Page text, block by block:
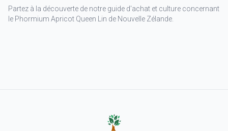
Partez à la découverte de notre guide d'achat et culture concernant
le Phormium Apricot Queen Lin de Nouvelle Zélande.